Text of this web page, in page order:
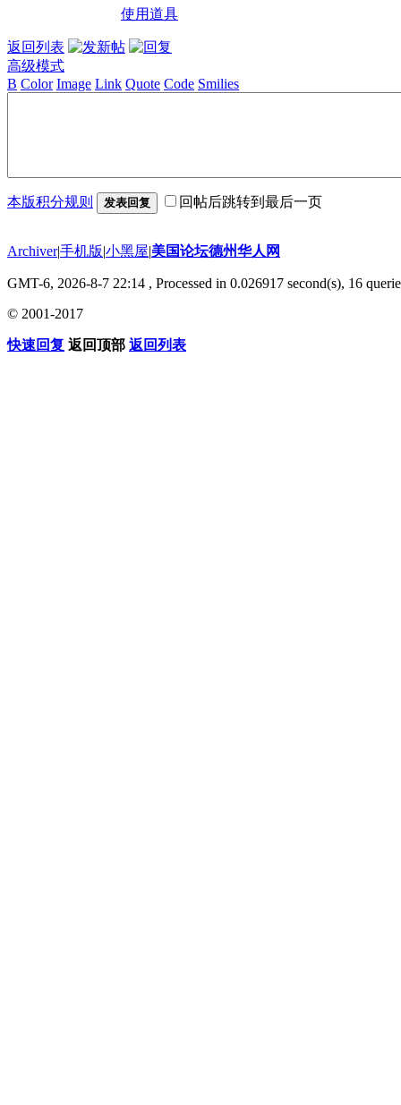
使用道具
返回列表
高级模式
B Color Image Link Quote Code Smilies
本版积分规则 发表回复 回帖后跳转到最后一页
Archiver|手机版|小黑屋|美国论坛德州华人网
GMT-6, 2026-8-7 22:14 , Processed in 0.026917 second(s), 16
© 2001-2017
快速回复 返回顶部 返回列表